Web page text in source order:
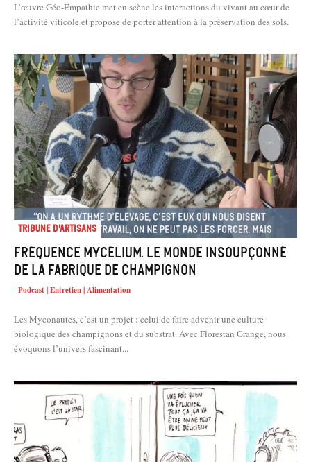
L’œuvre Géo-Empathie met en scène les interactions du vivant au cœur de
l’activité viticole et propose de porter attention à la préservation des sols.
Tribune d'artisans
Fréquence Mycélium. Le monde insoupçonné
de la fabrique de champignon
Podcast | Entretien | Alimentation
Les Myconautes, c’est un projet : celui de faire advenir une culture
biologique des champignons et du substrat. Avec Florestan Grange, nous
évoquons l’univers fascinant...